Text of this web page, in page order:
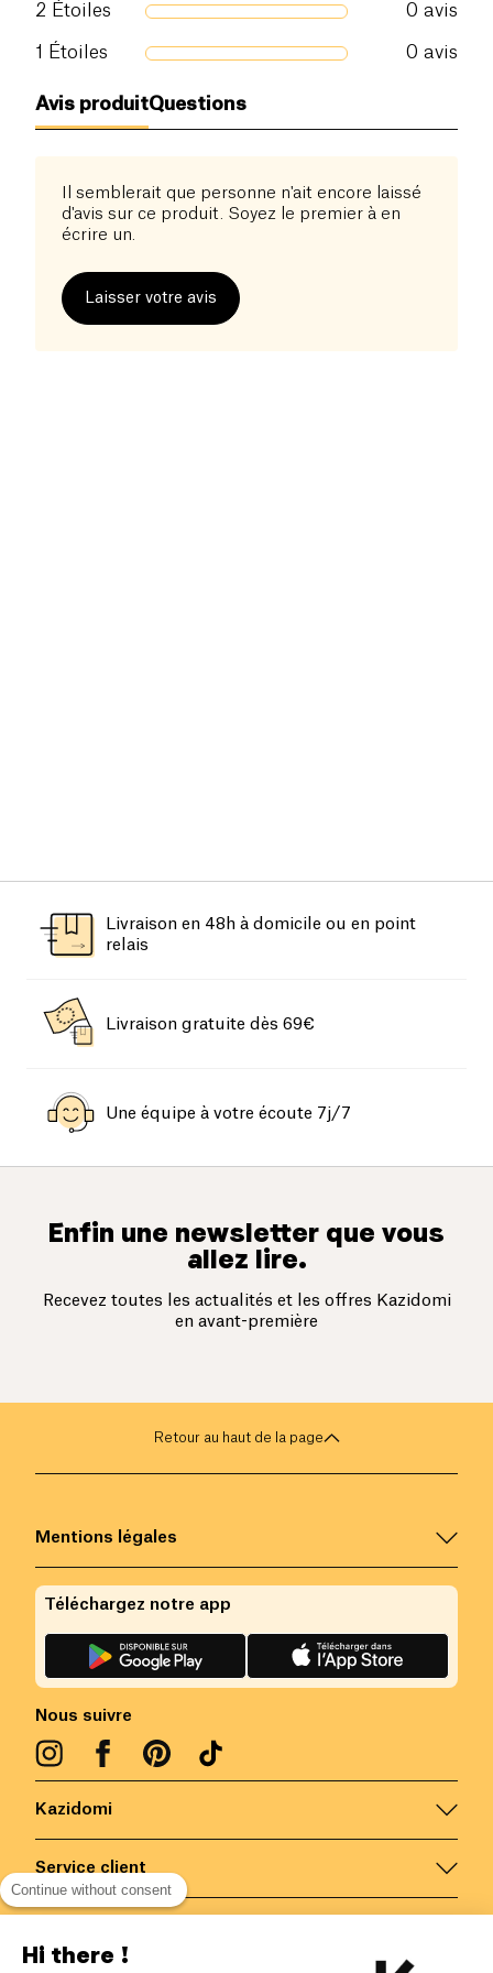
2 Étoiles 0 avis
1 Étoiles 0 avis
Avis produitQuestions
Il semblerait que personne n'ait encore laissé
d'avis sur ce produit. Soyez le premier à en
écrire un.
Laisser votre avis
Livraison en 48h à domicile ou en point
relais
Livraison gratuite dès 69€
Une équipe à votre écoute 7j/7
Enfin une newsletter que vous
allez lire.
Recevez toutes les actualités et les offres Kazidomi
en avant-première
Retour au haut de la page
Kazidomi
Service client
Mentions légales
Nous suivre
Téléchargez notre app
Continue without consent
Hi there !